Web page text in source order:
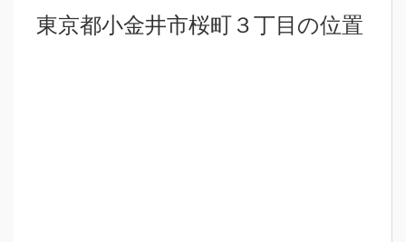
東京都小金井市桜町３丁目の位置